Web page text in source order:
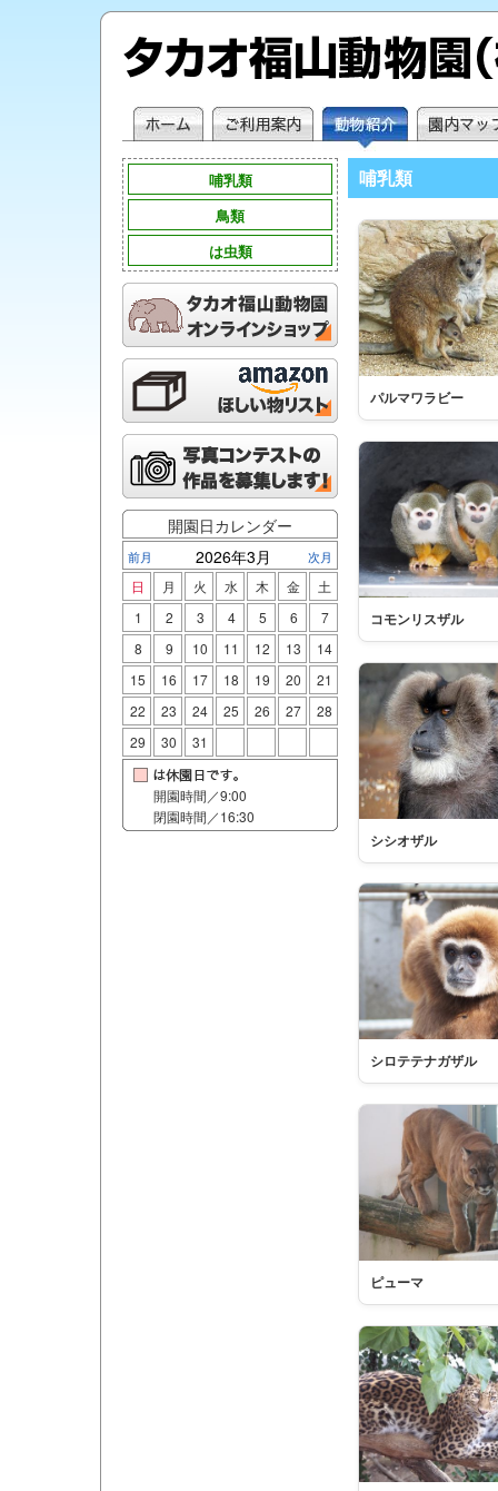
哺乳類
鳥類
は虫類
開園日カレンダー
前月 2026年3月 次月
日 月 火 水 木 金
土
1
2 3 4 5 6
7
8
9 10 11 12 13
14
15
16 17 18 19 20
21
22
23 24 25 26 27
28
29
30 31
開園時間／9:00
閉園時間／16:30
哺乳類
パルマワラビー
コモンリスザル
シシオザル
シロテテナガザル
ピューマ